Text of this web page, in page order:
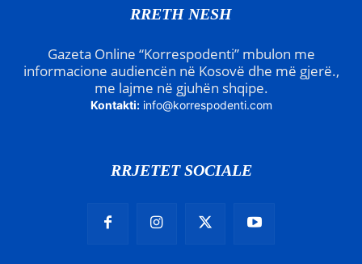
RRETH NESH
Gazeta Online “Korrespodenti” mbulon me
informacione audiencën në Kosovë dhe më gjerë.,
me lajme në gjuhën shqipe.
Kontakti: info@korrespodenti.com
RRJETET SOCIALE